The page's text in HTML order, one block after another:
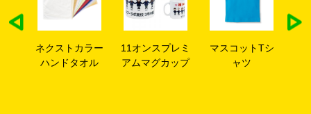
ネクストカラー
ハンドタオル
11オンスプレミ
アムマグカップ
マスコットTシ
ャツ